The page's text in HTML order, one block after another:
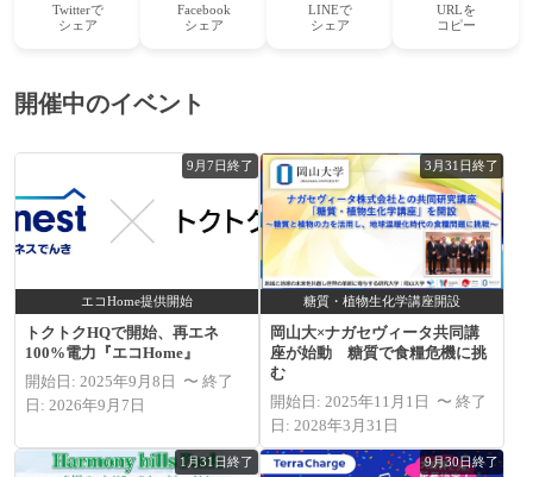
Twitterで
シェア
Facebook
シェア
LINEで
シェア
URLを
コピー
開催中のイベント
9月7日終了
エコHome提供開始
トクトクHQで開始、再エネ
100%電力『エコHome』
開始日: 2025年9月8日 〜 終了
日: 2026年9月7日
3月31日終了
糖質・植物生化学講座開設
岡山大×ナガセヴィータ共同講
座が始動 糖質で食糧危機に挑
む
開始日: 2025年11月1日 〜 終了
日: 2028年3月31日
1月31日終了 9月30日終了